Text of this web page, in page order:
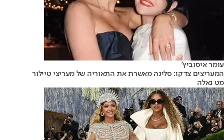
עומר איסוביץ'
המעריצים צדקו: סלינה מאשרת את התאוריה של מעריצי טיילור
מט גאלה